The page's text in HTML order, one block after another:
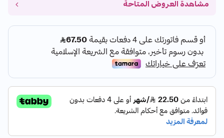
مشاهدة العروض المتاحة